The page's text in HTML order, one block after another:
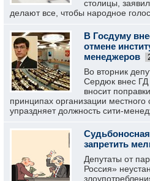
столицы,
делают все, чтобы народное
В Госдуму
отмене
менеджеров
Во вторник
Сердюк внес ГД
вносит
принципах организации
упраздняет должность сити-
запретить
Депутаты от
Россия»